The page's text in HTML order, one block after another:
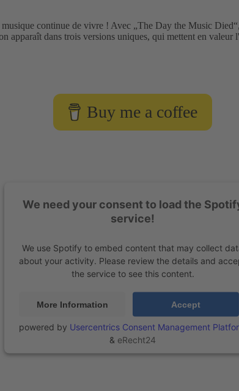
continue de vivre ! Avec „The Day the Music
apparaît dans trois versions uniques, qui mettent en valeur
Buy me a coffee
We need your consent to load the
service!
We use Spotify to embed content that may collect
about your activity. Please review the details and
the service to see this content.
More Information Accept
powered by Usercentrics Consent Management
& eRecht24